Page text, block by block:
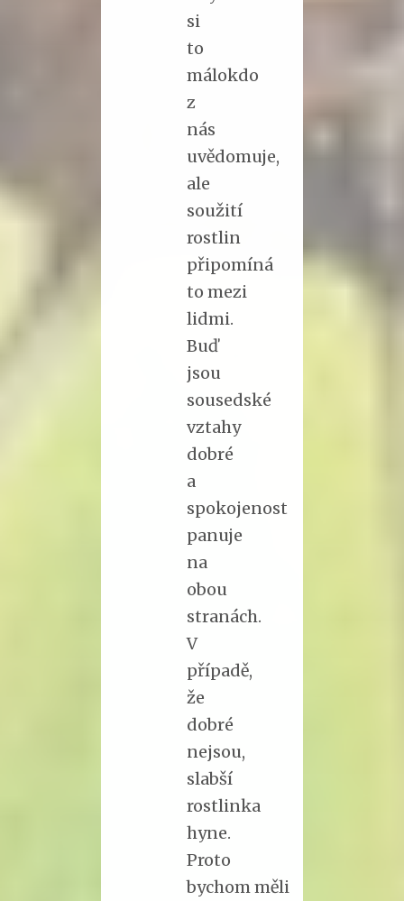
si
to
málokdo
z
nás
uvědomuje,
ale
soužití
rostlin
připomíná
to mezi
lidmi.
Buď
jsou
sousedské
vztahy
dobré
a
spokojenost
panuje
na
obou
stranách.
V
případě,
že
dobré
nejsou,
slabší
rostlinka
hyne.
Proto
bychom měli